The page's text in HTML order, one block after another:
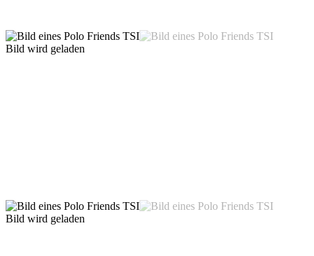
Bild wird geladen
Bild wird geladen